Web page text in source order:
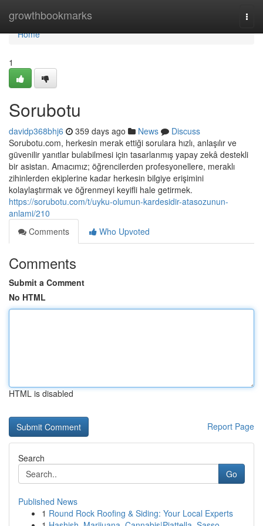
growthbookmarks
Home
Home
1
Sorubotu
davidp368bhj6 359 days ago News
Discuss
Sorubotu.com, herkesin merak ettiği sorulara hızlı, anlaşılır ve
güvenilir yanıtlar bulabilmesi için tasarlanmış yapay zekâ destekli
bir asistan. Amacımız; öğrencilerden profesyonellere, meraklı
zihinlerden ekiplerine kadar herkesin bilgiye erişimini
kolaylaştırmak ve öğrenmeyi keyifli hale getirmek.
https://sorubotu.com/t/uyku-olumun-kardesidir-atasozunun-
anlami/210
Comments
Who Upvoted
Comments
Submit a Comment
No HTML
HTML is disabled
Report Page
Search
Go
Published News
1 Round Rock Roofing & Siding: Your Local Experts